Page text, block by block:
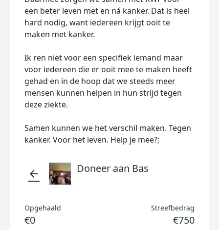
een beter leven met en ná kanker. Dat is heel
hard nodig, want iedereen krijgt ooit te
maken met kanker.
Ik ren niet voor een specifiek iemand maar
voor iedereen die er ooit mee te maken heeft
gehad en in de hoop dat we steeds meer
mensen kunnen helpen in hun strijd tegen
deze ziekte.
Samen kunnen we het verschil maken. Tegen
kanker. Voor het leven. Help je mee?;
arrow_back Doneer aan Bas
Opgehaald
€0
Streefbedrag
€750